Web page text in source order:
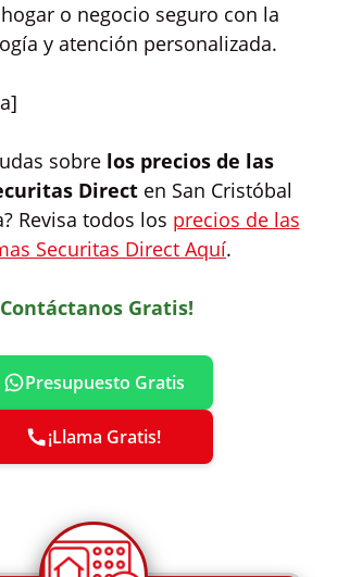
o negocio seguro con la
y atención personalizada.
sobre los precios de las
Direct en San Cristóbal
Revisa todos los precios de las
Securitas Direct Aquí.
Gratis!
Presupuesto Gratis
¡Llama Gratis!